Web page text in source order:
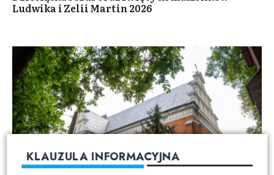
Ludwika i Zelii Martin 2026
KLAUZULA INFORMACYJNA